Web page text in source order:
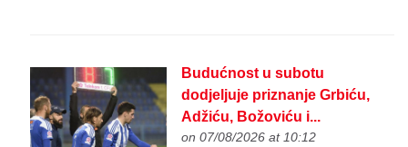
Budućnost u subotu
dodjeljuje priznanje Grbiću,
Adžiću, Božoviću i...
on 07/08/2026 at 10:12